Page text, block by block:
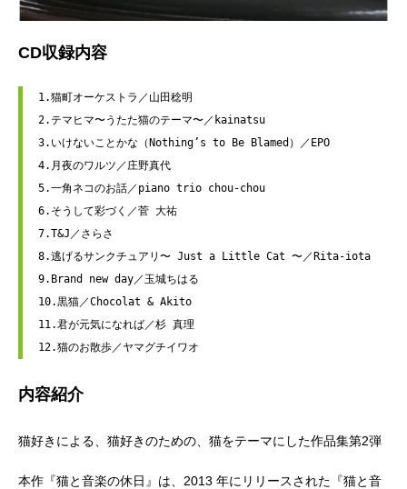
CD収録内容
1.猫町オーケストラ／山田稔明
2.テマヒマ〜うたた猫のテーマ〜／kainatsu
3.いけないことかな（Nothing’s to Be Blamed）／EPO
4.月夜のワルツ／庄野真代
5.一角ネコのお話／piano trio chou-chou
6.そうして彩づく／菅 大祐
7.T&J／さらさ
8.逃げるサンクチュアリ〜 Just a Little Cat 〜／Rita-iota
9.Brand new day／玉城ちはる
10.黒猫／Chocolat & Akito
11.君が元気になれば／杉 真理
12.猫のお散歩／ヤマグチイワオ
内容紹介
猫好きによる、猫好きのための、猫をテーマにした作品集第2弾
本作『猫と音楽の休日』は、2013 年にリリースされた『猫と音